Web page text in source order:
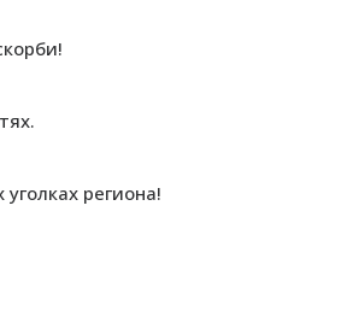
региона!